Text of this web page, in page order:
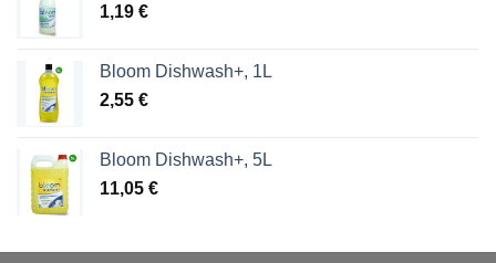
1,19 €
Bloom Dishwash+, 1L
2,55 €
Bloom Dishwash+, 5L
11,05 €